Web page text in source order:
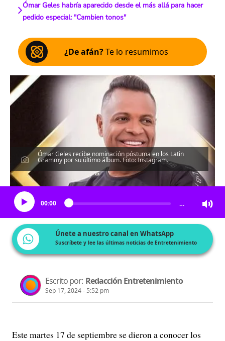
Ómar Geles habría aparecido desde el más allá para hacer
pedido especial: "Cambien tonos"
¿De afán?Te lo resumimos
Ómar Geles recibe nominación póstuma en los Latin
Grammy por su último álbum. Foto: Instagram.
Escucha el artículo
00:00 …
Únete a nuestro canal en WhatsApp
Suscríbete y lee las últimas noticias de Entretenimiento
Escrito por: Redacción Entretenimiento
Sep 17, 2024 - 5:52 pm
Este martes 17 de septiembre se dieron a conocer los